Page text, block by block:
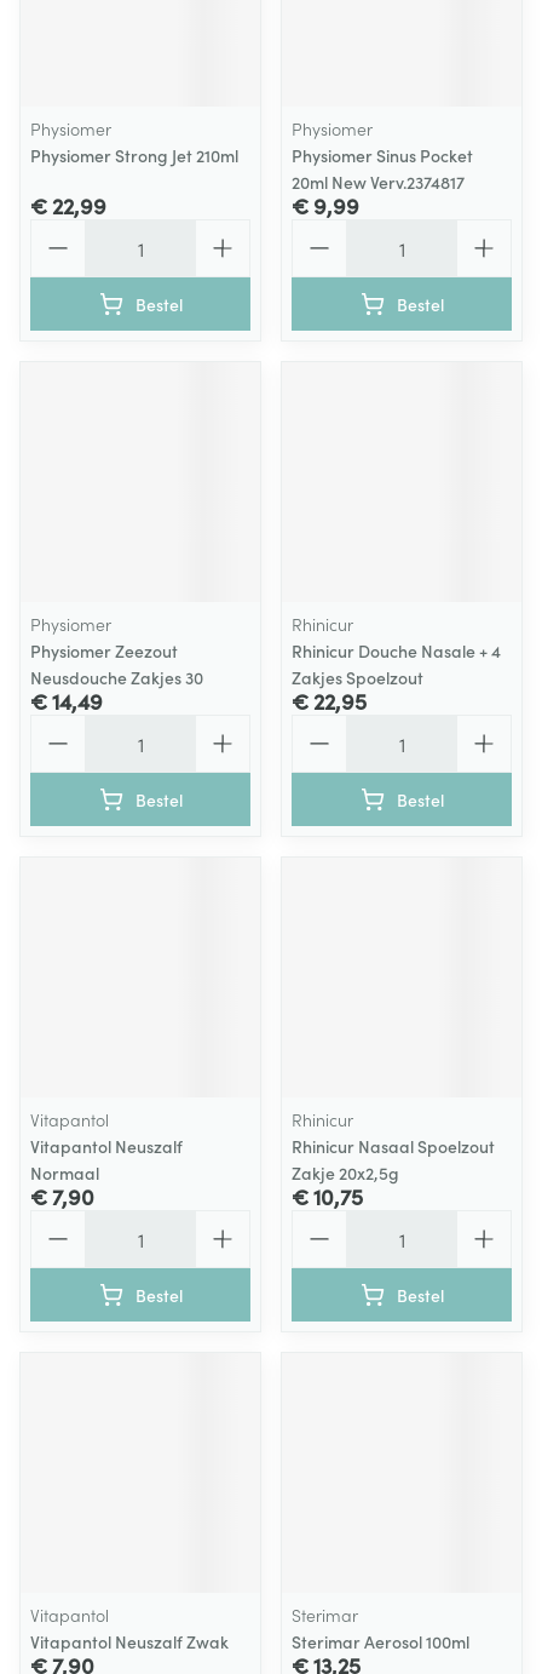
Physiomer
Physiomer Strong Jet 210ml
€ 22,99
Bestel
Physiomer
Physiomer Sinus Pocket
20ml New Verv.2374817
€ 9,99
Bestel
Physiomer
Physiomer Zeezout
Neusdouche Zakjes 30
€ 14,49
Bestel
Rhinicur
Rhinicur Douche Nasale + 4
Zakjes Spoelzout
€ 22,95
Bestel
Vitapantol
Vitapantol Neuszalf
Normaal
€ 7,90
Bestel
Rhinicur
Rhinicur Nasaal Spoelzout
Zakje 20x2,5g
€ 10,75
Bestel
Vitapantol
Vitapantol Neuszalf Zwak
€ 7,90
Sterimar
Sterimar Aerosol 100ml
€ 13,25